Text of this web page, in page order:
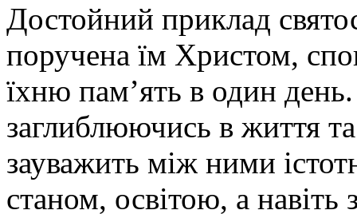
Достойний приклад
поручена їм Христом,
їхню пам’ять в один
заглиблюючись в життя
зауважить між ними
станом, освітою, а